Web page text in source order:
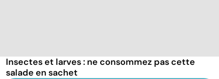
Insectes et larves : ne consommez pas cette
salade en sachet